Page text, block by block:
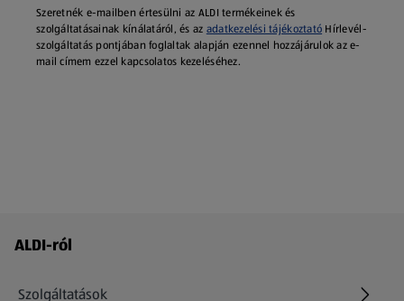
Szeretnék e-mailben értesülni az ALDI termékeinek és
szolgáltatásainak kínálatáról, és az adatkezelési tájékoztató Hírlevél-
szolgáltatás pontjában foglaltak alapján ezennel hozzájárulok az e-
mail címem ezzel kapcsolatos kezeléséhez.
Láblécmenü - további linkek
ALDI-ról
Szolgáltatások